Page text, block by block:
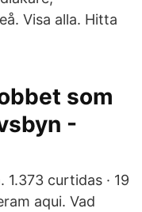
Visa alla. Hitta
som
-
curtidas · 19
aqui. Vad